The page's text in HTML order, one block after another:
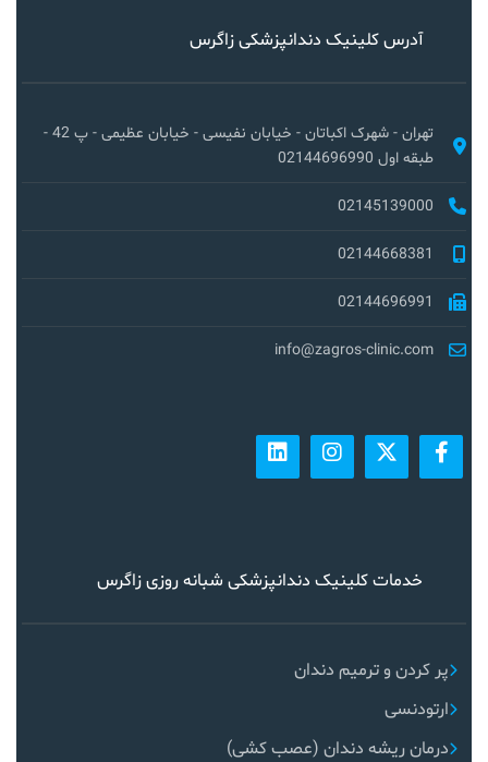
آدرس کلینیک دندانپزشکی زاگرس
تهران - شهرک اکباتان - خیابان نفیسی - خیابان عظیمی - پ 42 -
طبقه اول 02144696990
02145139000
02144668381
02144696991
info@zagros-clinic.com
خدمات کلینیک دندانپزشکی شبانه روزی زاگرس
پر کردن و ترمیم دندان
ارتودنسی
درمان ریشه دندان (عصب کشی)